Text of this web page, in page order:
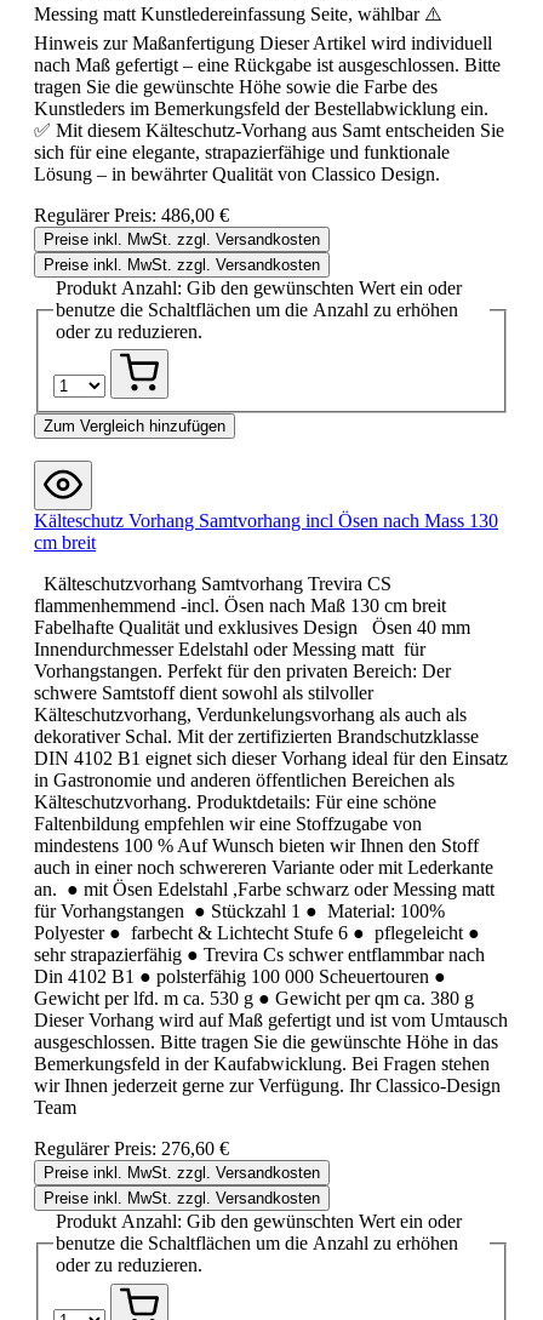
Messing matt Kunstledereinfassung Seite, wählbar ⚠️
Hinweis zur Maßanfertigung Dieser Artikel wird individuell
nach Maß gefertigt – eine Rückgabe ist ausgeschlossen. Bitte
tragen Sie die gewünschte Höhe sowie die Farbe des
Kunstleders im Bemerkungsfeld der Bestellabwicklung ein.
✅ Mit diesem Kälteschutz-Vorhang aus Samt entscheiden Sie
sich für eine elegante, strapazierfähige und funktionale
Lösung – in bewährter Qualität von Classico Design.
Regulärer Preis: 486,00 €
Preise inkl. MwSt. zzgl. Versandkosten
Preise inkl. MwSt. zzgl. Versandkosten
Produkt Anzahl: Gib den gewünschten Wert ein oder
benutze die Schaltflächen um die Anzahl zu erhöhen
oder zu reduzieren.
Zum Vergleich hinzufügen
Kälteschutz Vorhang Samtvorhang incl Ösen nach Mass 130
cm breit
Kälteschutzvorhang Samtvorhang Trevira CS
flammenhemmend -incl. Ösen nach Maß 130 cm breit
Fabelhafte Qualität und exklusives Design Ösen 40 mm
Innendurchmesser Edelstahl oder Messing matt für
Vorhangstangen. Perfekt für den privaten Bereich: Der
schwere Samtstoff dient sowohl als stilvoller
Kälteschutzvorhang, Verdunkelungsvorhang als auch als
dekorativer Schal. Mit der zertifizierten Brandschutzklasse
DIN 4102 B1 eignet sich dieser Vorhang ideal für den Einsatz
in Gastronomie und anderen öffentlichen Bereichen als
Kälteschutzvorhang. Produktdetails: Für eine schöne
Faltenbildung empfehlen wir eine Stoffzugabe von
mindestens 100 % Auf Wunsch bieten wir Ihnen den Stoff
auch in einer noch schwereren Variante oder mit Lederkante
an. ● mit Ösen Edelstahl ,Farbe schwarz oder Messing matt
für Vorhangstangen ● Stückzahl 1 ● Material: 100%
Polyester ● farbecht & Lichtecht Stufe 6 ● pflegeleicht ●
sehr strapazierfähig ● Trevira Cs schwer entflammbar nach
Din 4102 B1 ● polsterfähig 100 000 Scheuertouren ●
Gewicht per lfd. m ca. 530 g ● Gewicht per qm ca. 380 g
Dieser Vorhang wird auf Maß gefertigt und ist vom Umtausch
ausgeschlossen. Bitte tragen Sie die gewünschte Höhe in das
Bemerkungsfeld in der Kaufabwicklung. Bei Fragen stehen
wir Ihnen jederzeit gerne zur Verfügung. Ihr Classico-Design
Team
Regulärer Preis: 276,60 €
Preise inkl. MwSt. zzgl. Versandkosten
Preise inkl. MwSt. zzgl. Versandkosten
Produkt Anzahl: Gib den gewünschten Wert ein oder
benutze die Schaltflächen um die Anzahl zu erhöhen
oder zu reduzieren.